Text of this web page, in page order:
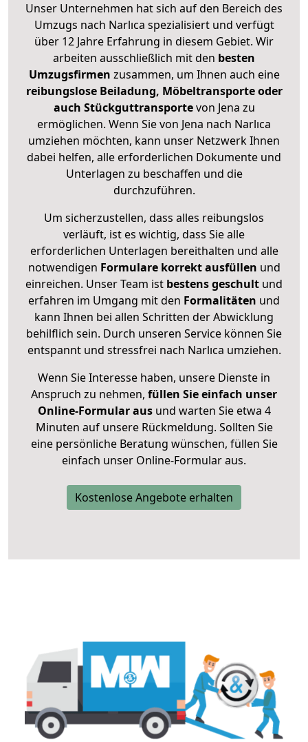
Unser Unternehmen hat sich auf den Bereich des
Umzugs nach Narlıca spezialisiert und verfügt
über 12 Jahre Erfahrung in diesem Gebiet. Wir
arbeiten ausschließlich mit den besten
Umzugsfirmen zusammen, um Ihnen auch eine
reibungslose Beiladung, Möbeltransporte oder
auch Stückguttransportevon Jena zu
ermöglichen. Wenn Sie von Jena nach Narlıca
umziehen möchten, kann unser Netzwerk Ihnen
dabei helfen, alle erforderlichen Dokumente und
Unterlagen zu beschaffen und die
durchzuführen.
Um sicherzustellen, dass alles reibungslos
verläuft, ist es wichtig, dass Sie alle
erforderlichen Unterlagen bereithalten und alle
notwendigen Formulare korrekt ausfüllen und
einreichen. Unser Team ist bestens geschult und
erfahren im Umgang mit den Formalitäten und
kann Ihnen bei allen Schritten der Abwicklung
behilflich sein. Durch unseren Service können Sie
entspannt und stressfrei nach Narlıca umziehen.
Wenn Sie Interesse haben, unsere Dienste in
Anspruch zu nehmen, füllen Sie einfach unser
Online-Formular ausund warten Sie etwa 4
Minuten auf unsere Rückmeldung. Sollten Sie
eine persönliche Beratung wünschen, füllen Sie
einfach unser Online-Formular aus.
Kostenlose Angebote erhalten